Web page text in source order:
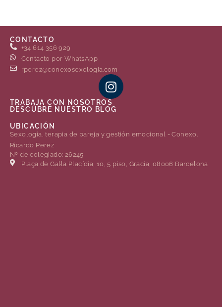
CONTACTO
+34 614 356 929
Contacto por WhatsApp
rperez@conexosexologia.com
TRABAJA CON NOSOTROS
DESCÚBRE NUESTRO BLOG
UBICACIÓN
Sexología, terapia de pareja y gestión emocional - Conexo.
Ricardo Perez
Nº de colegiado: 26245
Plaça de Gal·la Placídia, 10, 5 piso, Gracia, 08006 Barcelona